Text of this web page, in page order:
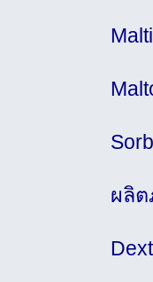
ผลิ